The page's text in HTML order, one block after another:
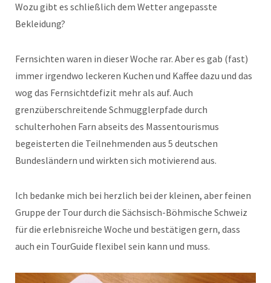
Wozu gibt es schließlich dem Wetter angepasste
Bekleidung?
Fernsichten waren in dieser Woche rar. Aber es gab (fast)
immer irgendwo leckeren Kuchen und Kaffee dazu und das
wog das Fernsichtdefizit mehr als auf. Auch
grenzüberschreitende Schmugglerpfade durch
schulterhohen Farn abseits des Massentourismus
begeisterten die Teilnehmenden aus 5 deutschen
Bundesländern und wirkten sich motivierend aus.
Ich bedanke mich bei herzlich bei der kleinen, aber feinen
Gruppe der Tour durch die Sächsisch-Böhmische Schweiz
für die erlebnisreiche Woche und bestätigen gern, dass
auch ein TourGuide flexibel sein kann und muss.